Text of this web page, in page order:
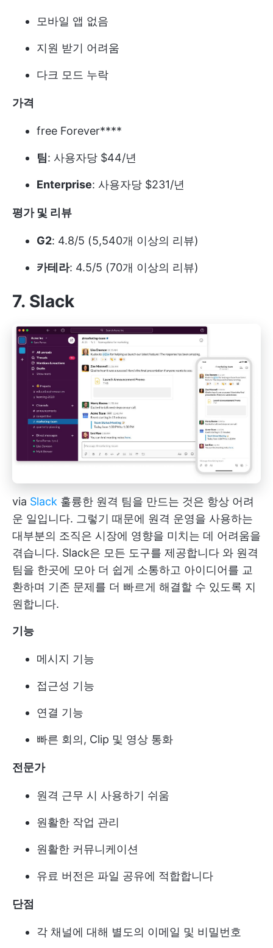
모바일 앱 없음
지원 받기 어려움
다크 모드 누락
가격
free Forever****
팀: 사용자당 $44/년
Enterprise: 사용자당 $231/년
평가 및 리뷰
G2: 4.8/5 (5,540개 이상의 리뷰)
카테라: 4.5/5 (70개 이상의 리뷰)
7. Slack
via Slack 훌륭한 원격 팀을 만드는 것은 항상 어려
운 일입니다. 그렇기 때문에 원격 운영을 사용하는
대부분의 조직은 시장에 영향을 미치는 데 어려움을
겪습니다. Slack은 모든 도구를 제공합니다 와 원격
팀을 한곳에 모아 더 쉽게 소통하고 아이디어를 교
환하며 기존 문제를 더 빠르게 해결할 수 있도록 지
원합니다.
기능
메시지 기능
접근성 기능
연결 기능
빠른 회의, Clip 및 영상 통화
전문가
원격 근무 시 사용하기 쉬움
원활한 작업 관리
원활한 커뮤니케이션
유료 버전은 파일 공유에 적합합니다
단점
각 채널에 대해 별도의 이메일 및 비밀번호